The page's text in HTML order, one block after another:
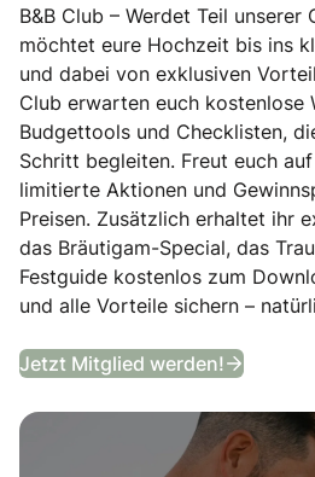
B&B Club – Werdet Teil unserer
möchtet eure Hochzeit bis ins
und dabei von exklusiven
Club erwarten euch kostenlose
Budgettools und Checklisten,
Schritt begleiten. Freut euch
limitierte Aktionen und
Preisen. Zusätzlich erhaltet ihr
das Bräutigam-Special, das
Festguide kostenlos zum
und alle Vorteile sichern –
Jetzt Mitglied werden! B&B Club